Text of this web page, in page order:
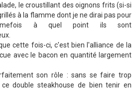
le croustillant des oignons frits (si-si
à la flamme dont je ne dirai pas pour
à quel point ils sont
cette fois-ci, c'est bien l'alliance de la
avec le bacon en quantité largement
son rôle : sans se faire trop
double steakhouse de bien tenir en